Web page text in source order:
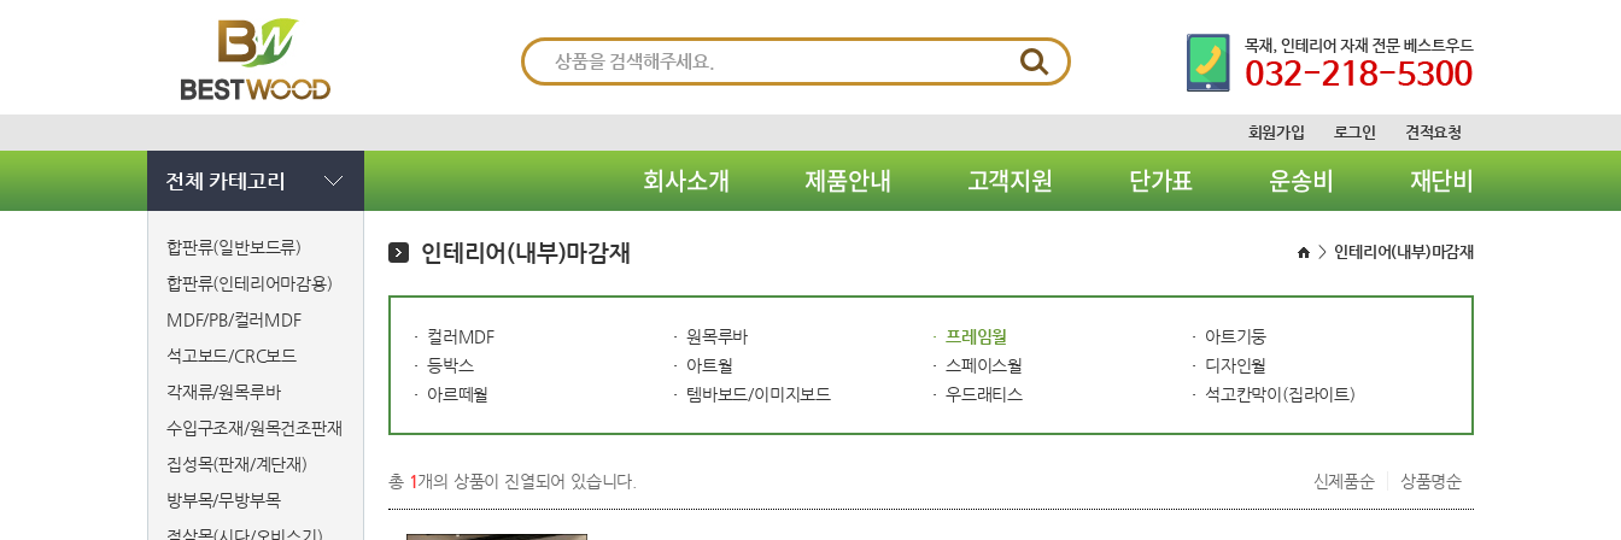
회원가입 로그인 견적요청
회사소개 제품안내 고객지원 단가표 운송비 재단비
전체 카테고리
합판류(일반보드류)
합판류(인테리어마감용)
MDF/PB/컬러MDF
석고보드/CRC보드
각재류/원목루바
수입구조재/원목건조판재
집성목(판재/계단재)
방부목/무방부목
인테리어(내부)마감재 > 인테리어(내부)마감재
컬러MDF 원목루바 프레임월
아트기둥
등박스
아트월 스페이스월
디자인월
아르떼월
템바보드/이미지보드 우드래티스 석고칸막이(집라이트)
총 1개의 상품이 진열되어 있습니다. 신제품순 상품명순